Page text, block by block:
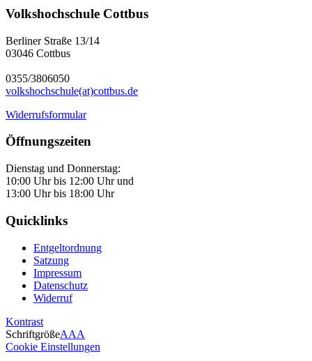
Volkshochschule Cottbus
Berliner Straße 13/14
03046 Cottbus
0355/3806050
volkshochschule(at)cottbus.de
Widerrufsformular
Öffnungszeiten
Dienstag und Donnerstag:
10:00 Uhr bis 12:00 Uhr und
13:00 Uhr bis 18:00 Uhr
Quicklinks
Entgeltordnung
Satzung
Impressum
Datenschutz
Widerruf
Kontrast
SchriftgrößeAAA
Cookie Einstellungen